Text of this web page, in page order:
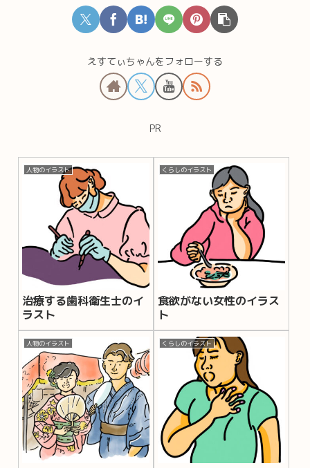
えすてぃちゃんをフォローする
PR
人物のイラスト
治療する歯科衛生士のイ
ラスト
くらしのイラスト
食欲がない女性のイラス
ト
人物のイラスト くらしのイラスト